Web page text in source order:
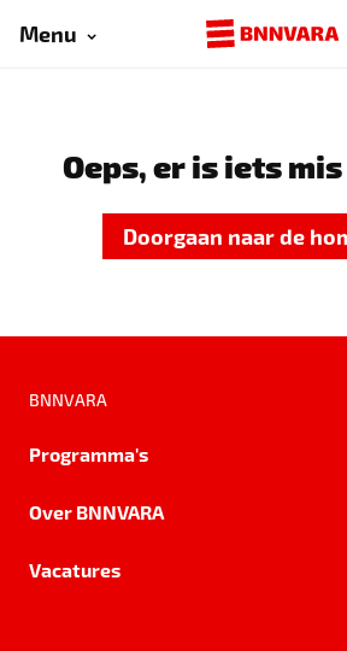
Menu
Oeps, er is iets
Doorgaan naar de
BNNVARA
Programma's
Over BNNVARA
Vacatures